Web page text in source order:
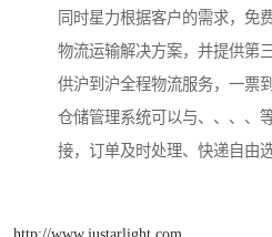
同时星力根据客户的需求，免
物流运输解决方案，并提供第
供沪到沪全程物流服务，一票
仓储管理系统可以与、、、、
接，订单及时处理、快递自由